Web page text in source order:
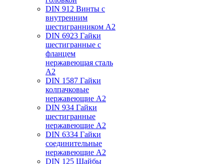
DIN 912 Винты с
внутренним
шестигранником А2
DIN 6923 Гайки
шестигранные с
фланцем
нержавеющая сталь
А2
DIN 1587 Гайки
колпачковые
нержавеющие А2
DIN 934 Гайки
шестигранные
нержавеющие А2
DIN 6334 Гайки
соединительные
нержавеющие А2
DIN 125 Шайбы